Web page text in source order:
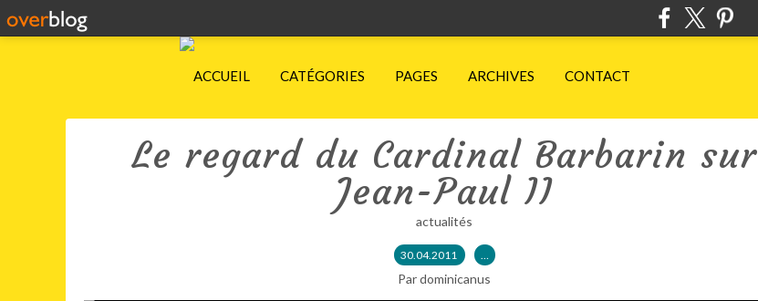
ACCUEIL CATÉGORIES PAGES ARCHIVES CONTACT
Le regard du Cardinal Barbarin sur
Jean-Paul II
actualités
30.04.2011 …
Par dominicanus